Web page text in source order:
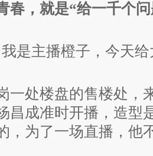
春，就是“给一千个
主播橙子，今天给
处楼盘的售楼处，
昌成准时开播，造型
，为了一场直播，他